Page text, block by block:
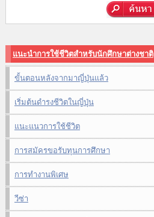
แนะนำการใช้ชีวิตสำหรับนักศึกษาต่างชาติ
ขั้นตอนหลังจากมาญี่ปุ่นแล้ว
เริ่มต้นดำรงชีวิตในญี่ปุ่น
แนะแนวการใช้ชีวิต
การสมัครขอรับทุนการศึกษา
การทำงานพิเศษ
วีซ่า